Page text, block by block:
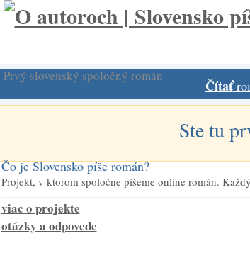
Prvý slovenský spoločný román
Čítať
Ste tu
Čo je Slovensko píše román?
Projekt, v ktorom spoločne píšeme online román.
viac o projekte
otázky a odpovede